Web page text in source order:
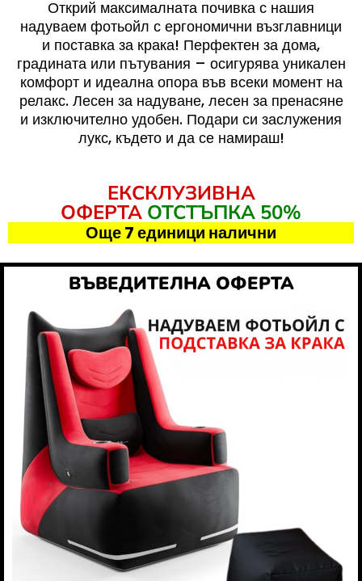
Открий максималната почивка с нашия
надуваем фотьойл с ергономични възглавници
и поставка за крака! Перфектен за дома,
градината или пътувания – осигурява уникален
комфорт и идеална опора във всеки момент на
релакс. Лесен за надуване, лесен за пренасяне
и изключително удобен. Подари си заслужения
лукс, където и да се намираш!
ЕКСКЛУЗИВНА
ОФЕРТА ОТСТЪПКА 50%
Още 7 единици налични
ВЪВЕДИТЕЛНА ОФЕРТА